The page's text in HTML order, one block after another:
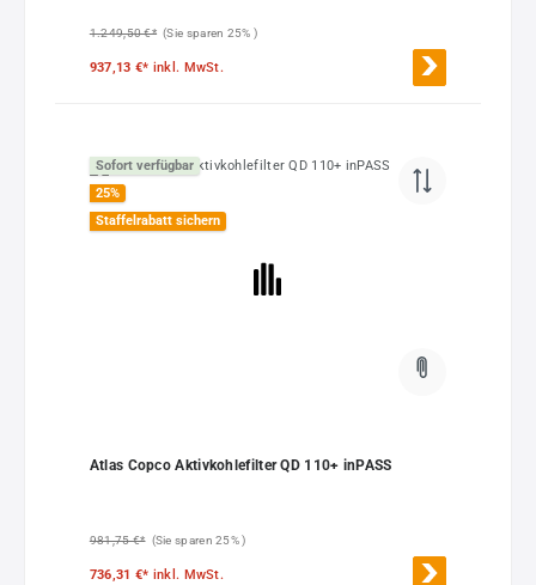
1.249,50 €* (Sie sparen 25% )
937,13 €* inkl. MwSt.
Sofort verfügbar
25%
Staffelrabatt sichern
Atlas Copco Aktivkohlefilter QD 110+ inPASS
981,75 €* (Sie sparen 25% )
736,31 €* inkl. MwSt.